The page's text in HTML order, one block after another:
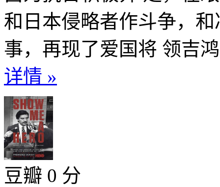
和日本侵略者作斗争，
事，再现了爱国将 领吉
详情 »
豆瓣 0 分